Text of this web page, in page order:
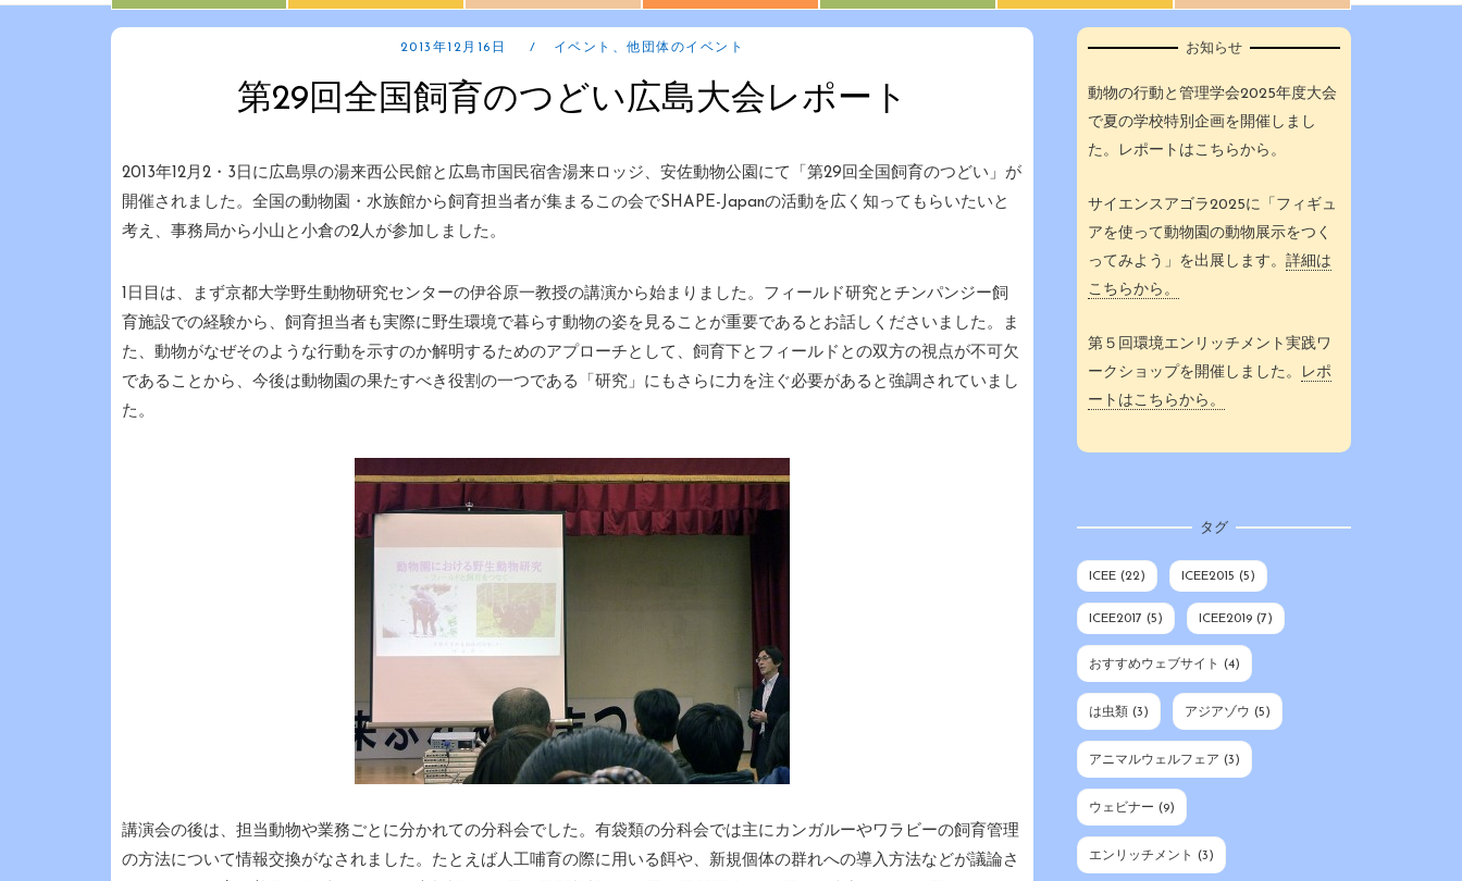
2013年12月16日 イベント 、他団体のイベント
第29回全国飼育のつどい広島大会レポート
2013年12月2・3日に広島県の湯来西公民館と広島市国民宿舎湯来ロッジ、安佐動物公園にて「第29回全国飼育のつどい」が
開催されました。全国の動物園・水族館から飼育担当者が集まるこの会でSHAPE-Japanの活動を広く知ってもらいたいと
考え、事務局から小山と小倉の2人が参加しました。
1日目は、まず京都大学野生動物研究センターの伊谷原一教授の講演から始まりました。フィールド研究とチンパンジー飼
育施設での経験から、飼育担当者も実際に野生環境で暮らす動物の姿を見ることが重要であるとお話しくださいました。ま
た、動物がなぜそのような行動を示すのか解明するためのアプローチとして、飼育下とフィールドとの双方の視点が不可欠
であることから、今後は動物園の果たすべき役割の一つである「研究」にもさらに力を注ぐ必要があると強調されていまし
た。
講演会の後は、担当動物や業務ごとに分かれての分科会でした。有袋類の分科会では主にカンガルーやワラビーの飼育管理
の方法について情報交換がなされました。たとえば人工哺育の際に用いる餌や、新規個体の群れへの導入方法などが議論さ
お知らせ
動物の行動と管理学会2025年度大会
で夏の学校特別企画を開催しまし
た。レポートはこちらから。
サイエンスアゴラ2025に「フィギュ
アを使って動物園の動物展示をつく
ってみよう」を出展します。 詳細は
こちらから。
第５回環境エンリッチメント実践ワ
ークショップを開催しました。
レポ
ートはこちらから。
タグ
ICEE (22) ICEE2015 (5)
ICEE2017 (5) ICEE2019 (7)
おすすめウェブサイト (4)
は虫類 (3) アジアゾウ (5)
アニマルウェルフェア (3)
ウェビナー (9)
エンリッチメント (3)